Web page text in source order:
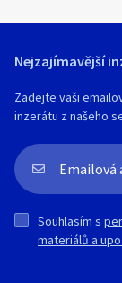
Nejzajímavější
Zadejte vaši
inzerátu z našeho
Souhlasím s
materiálů a